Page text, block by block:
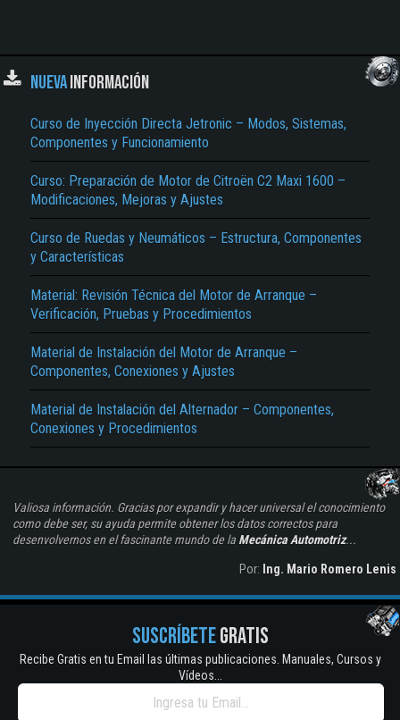
NUEVAINFORMACIÓN
Curso de Inyección Directa Jetronic – Modos, Sistemas,
Componentes y Funcionamiento
Curso: Preparación de Motor de Citroën C2 Maxi 1600 –
Modificaciones, Mejoras y Ajustes
Curso de Ruedas y Neumáticos – Estructura, Componentes
y Características
Material: Revisión Técnica del Motor de Arranque –
Verificación, Pruebas y Procedimientos
Material de Instalación del Motor de Arranque –
Componentes, Conexiones y Ajustes
Material de Instalación del Alternador – Componentes,
Conexiones y Procedimientos
Valiosa información. Gracias por expandir y hacer universal el conocimiento
como debe ser, su ayuda permite obtener los datos correctos para
desenvolvernos en el fascinante mundo de la Mecánica Automotriz...
Por: Ing. Mario Romero Lenis
SUSCRÍBETEGRATIS
Recibe Gratis en tu Email las últimas publicaciones. Manuales, Cursos y
Vídeos...